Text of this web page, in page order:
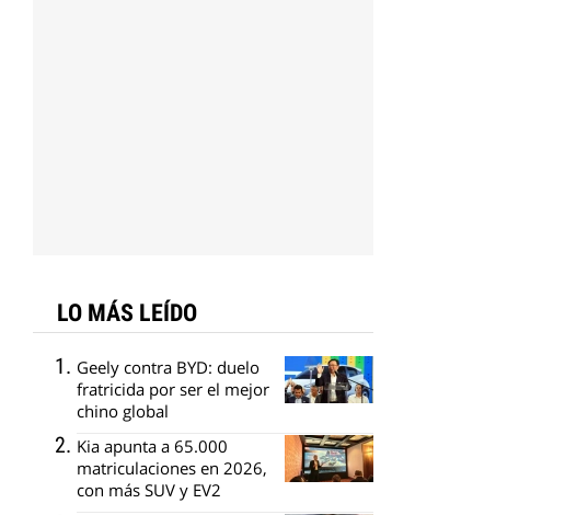
LO MÁS LEÍDO
Geely contra BYD: duelo
fratricida por ser el mejor
chino global
Kia apunta a 65.000
matriculaciones en 2026,
con más SUV y EV2